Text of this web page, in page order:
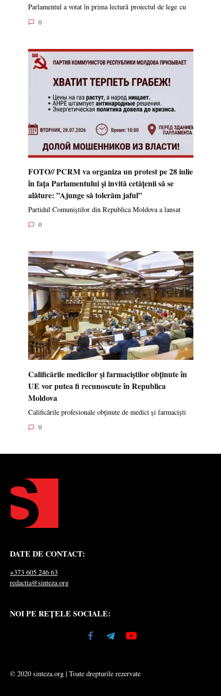
Parlamentul a votat în prima lectură proiectul de lege cu
0
FOTO// PCRM va organiza un protest pe 28 iulie
în fața Parlamentului și invită cetățenii să se
alăture: ”Ajunge să tolerăm jaful”
Partidul Comuniștilor din Republica Moldova a lansat
0
Calificările medicilor și farmaciștilor obținute în
UE vor putea fi recunoscute în Republica
Moldova
Calificările profesionale obținute de medici și farmaciști
0
DATE DE CONTACT:
+373 605 246 63
redactia@sinteza.org
NOI PE REȚELE SOCIALE:
© 2020 sinteza.org | Toate drepturile rezervate